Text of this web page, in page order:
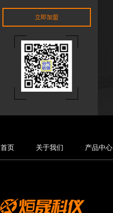
立即加盟
首页 关于我们 产品中心